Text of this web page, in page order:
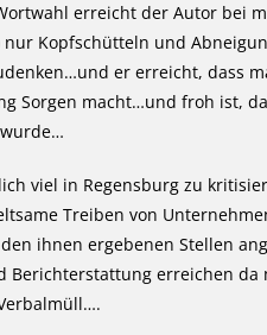
erreicht der Autor bei
Kopfschütteln und
er erreicht, dass
Sorgen macht…und froh ist,
viel in Regensburg zu
Treiben von
ihnen ergebenen Stellen
Berichterstattung erreichen da